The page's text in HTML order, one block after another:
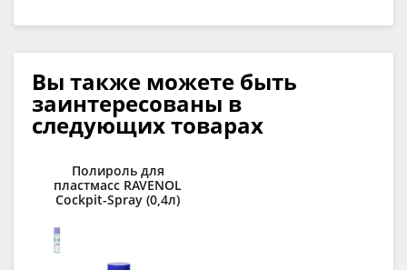
Вы также можете быть
заинтересованы в
следующих товарах
Полироль для
пластмасс RAVENOL
Cockpit-Spray (0,4л)